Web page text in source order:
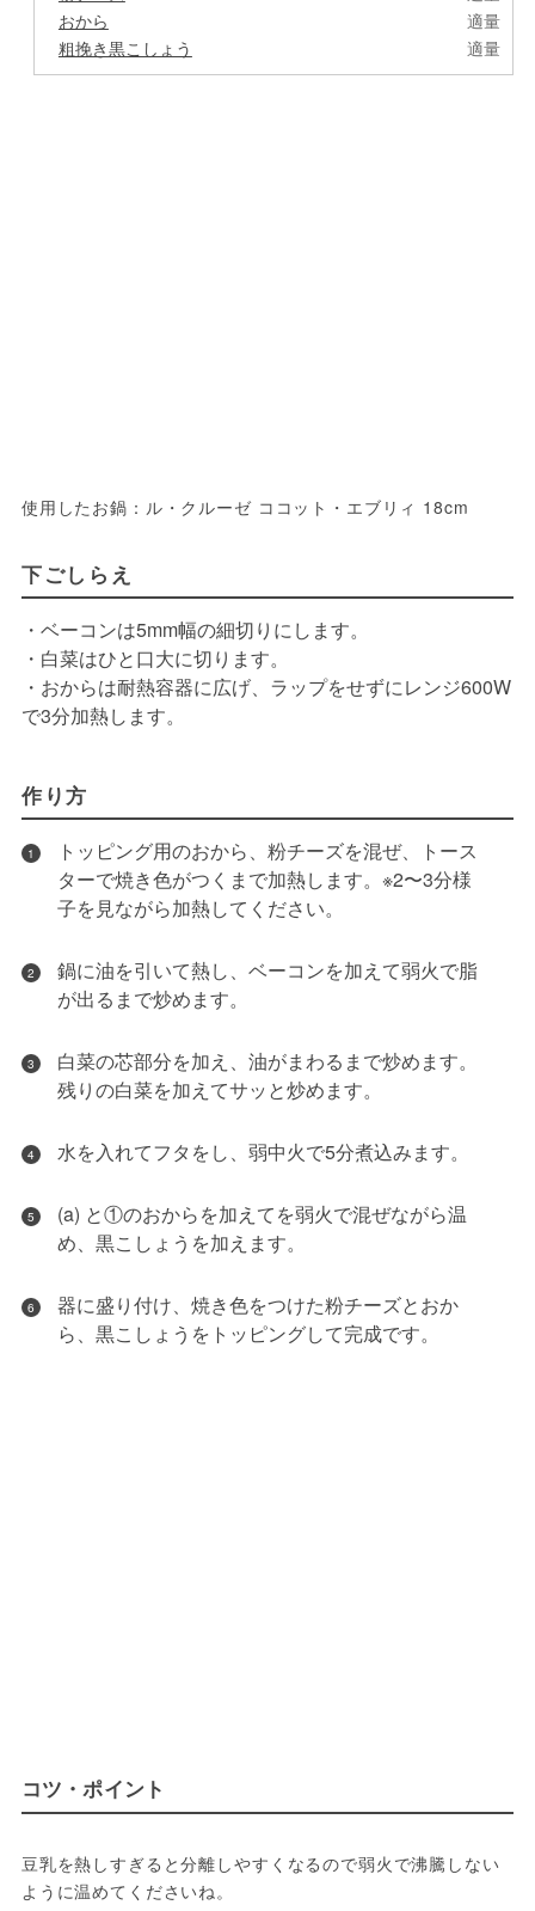
おから
適量
粗挽き黒こしょう
適量
下ごしらえ
・ベーコンは5mm幅の細切りにします。
・白菜はひと口大に切ります。
・おからは耐熱容器に広げ、ラップをせずにレンジ600W
で3分加熱します。
作り方
1
トッピング用のおから、粉チーズを混ぜ、トース
ターで焼き色がつくまで加熱します。※2〜3分様
子を見ながら加熱してください。
2
鍋に油を引いて熱し、ベーコンを加えて弱火で脂
が出るまで炒めます。
3
白菜の芯部分を加え、油がまわるまで炒めます。
残りの白菜を加えてサッと炒めます。
4 水を入れてフタをし、弱中火で5分煮込みます。
5
(a) と①のおからを加えてを弱火で混ぜながら温
め、黒こしょうを加えます。
6
器に盛り付け、焼き色をつけた粉チーズとおか
ら、黒こしょうをトッピングして完成です。
コツ・ポイント
豆乳を熱しすぎると分離しやすくなるので弱火で沸騰しない
ように温めてくださいね。